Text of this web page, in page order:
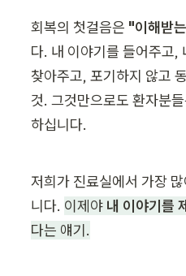
회복의 첫걸음은 "이해받
다. 내 이야기를 들어주고,
찾아주고, 포기하지 않고
것. 그것만으로도 환자분
하십니다.
저희가 진료실에서 가장
니다. 이제야 내 이야기를
다는 얘기.